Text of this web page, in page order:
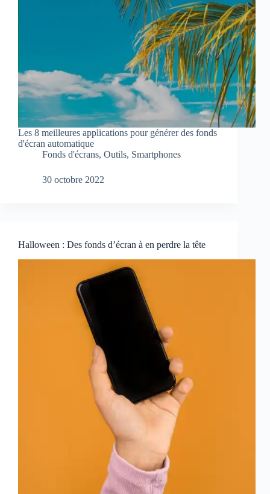
Les 8 meilleures applications pour générer des fonds
d'écran automatique
Fonds d'écrans, Outils, Smartphones
30 octobre 2022
Halloween : Des fonds d’écran à en perdre la tête